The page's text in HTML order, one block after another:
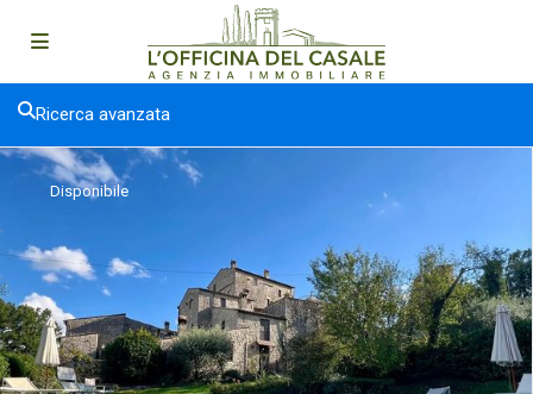
Ricerca avanzata
Disponibile